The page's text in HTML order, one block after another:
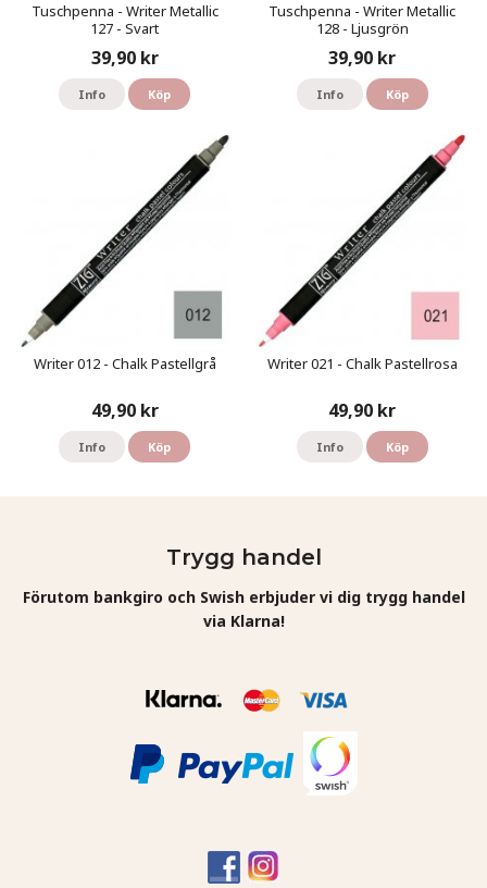
Tuschpenna - Writer Metallic
127 - Svart
39,90 kr
Info Köp
Tuschpenna - Writer Metallic
128 - Ljusgrön
39,90 kr
Info Köp
Writer 012 - Chalk Pastellgrå
49,90 kr
Info Köp
Writer 021 - Chalk Pastellrosa
49,90 kr
Info Köp
Trygg handel
Förutom bankgiro och Swish erbjuder vi dig trygg handel
via Klarna!